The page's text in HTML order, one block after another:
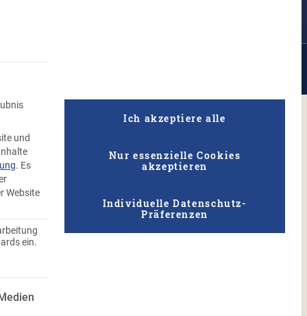
Rezepte
Knödelinos®
und schnell
und
. Es
Website
ein.
essenziell und kann nicht abgewählt werden.
Ich akzeptiere alle
Nur essenzielle Cookies
akzeptieren
Individuelle Datenschutz-
Präferenzen